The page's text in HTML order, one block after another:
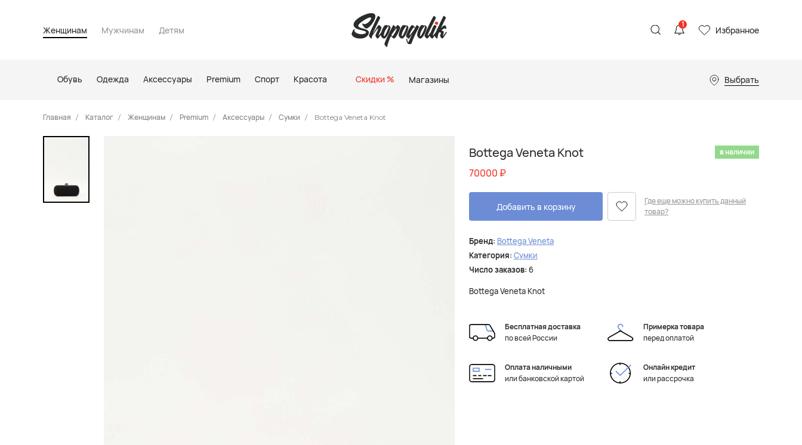
Женщинам Мужчинам Детям
1 Избранное
Обувь Одежда Аксессуары Premium Спорт Красота Скидки % Магазины Выбрать
Главная Каталог Женщинам Premium Аксессуары Сумки Bottega Veneta Knot
Bottega Veneta Knot в наличии
70000 ₽
Добавить в корзину
Где еще можно купить данный
товар?
Бренд: Bottega Veneta
Категория: Сумки
Число заказов: 6
Bottega Veneta Knot
Бесплатная доставка
по всей России
Примерка товара
перед оплатой
Оплата наличными
или банковской картой
Онлайн кредит
или рассрочка